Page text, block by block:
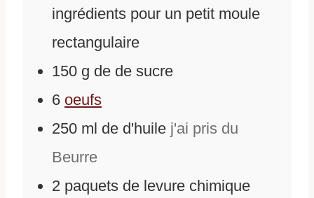
ingrédients pour un petit moule
rectangulaire
150 g de de sucre
6 oeufs
250 ml de d'huile j'ai pris du
Beurre
2 paquets de levure chimique